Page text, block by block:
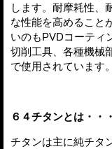
します。耐摩耗性、
な性能を高めること
いのもPVDコーティ
切削工具、各種機械
で使用されています。
６４チタンとは・・・
チタンは主に純チタ